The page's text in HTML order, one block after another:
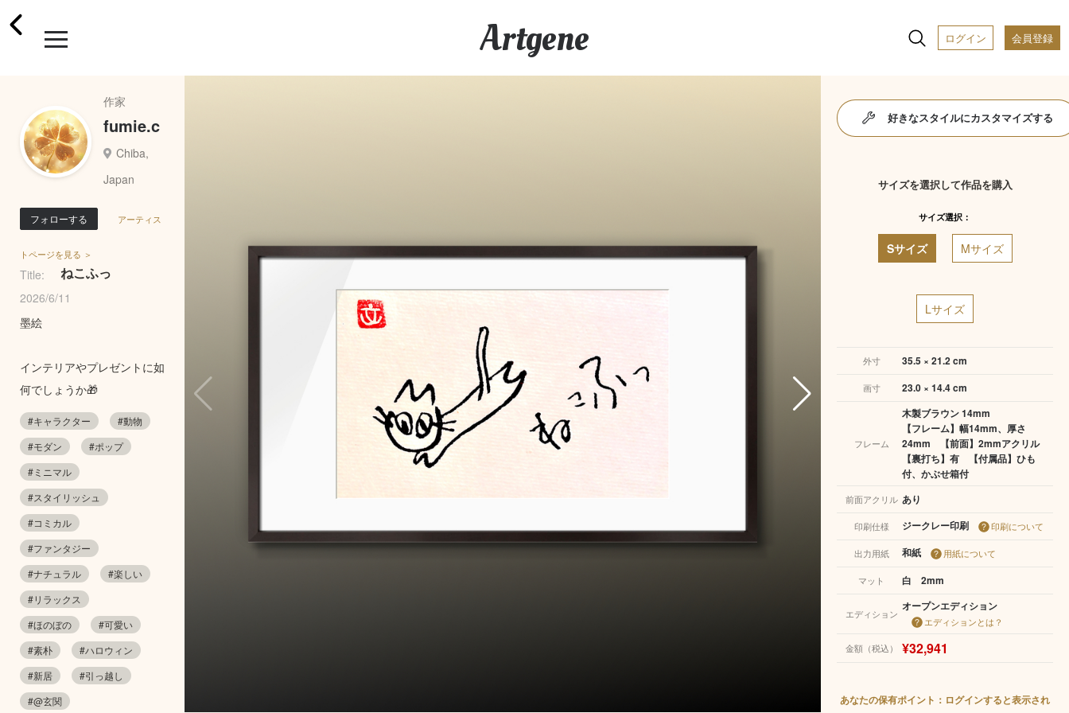
Artgene ログイン 会員登録
作家
fumie.c
Chiba,
Japan
フォローする アーティス
トページを見る ＞
Title: ねこふっ
2026/6/11
墨絵
インテリアやプレゼントに如
何でしょうか🎁
#キャラクター
#動物
#モダン
#ポップ
#ミニマル
#スタイリッシュ
#コミカル
#ファンタジー
#ナチュラル
#楽しい
#リラックス
#ほのぼの
#可愛い
#素朴
#ハロウィン
#新居
#引っ越し
#@玄関
好きなスタイルにカスタマイズする
サイズを選択して作品を購入
サイズ選択：
Sサイズ Mサイズ
Lサイズ
外寸 35.5 × 21.2 cm
画寸 23.0 × 14.4 cm
フレーム
木製ブラウン 14mm
【フレーム】幅14mm、厚さ
24mm 【前面】2mmアクリル
【裏打ち】有 【付属品】ひも
付、かぶせ箱付
前面アクリル あり
印刷仕様 ジークレー印刷 印刷について
出力用紙 和紙 用紙について
マット 白 2mm
エディション
オープンエディション
エディションとは？
金額（税込） ¥32,941
あなたの保有ポイント：ログインすると表示され